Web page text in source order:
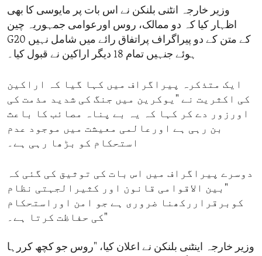
وزیر خارجہ انٹنی بلنکن نے اس بات پر مایوسی کا بھی
اظہار کیا کہ دو ممالک، روس اورعوامی جمہوریہ چین
G20 کے متن کے دو پیراگراف پراتفاق رائے میں شامل نہیں
ہوئے جنہیں تمام 18 دیگر اراکین نے قبول کیا۔
ایک متذکرہ پیراگراف میں کہا گیا کہ اراکین
کی اکثریت نے "یوکرین میں جنگ کی شدید مذمت کی
اورزور دے کر کہا کہ یہ بے پناہ مصائب کا باعث
بن رہی ہے اورعالمی معیشت میں موجود عدم
استحکام کو بڑھا رہی ہے۔
دوسرے پیراگراف میں اس بات کی توثیق کی گئی کہ
"بین الاقوامی قانون اور کثیرالجہتی نظام
کوبرقراررکھنا ضروری ہے جو امن اوراستحکام
کی حفاظت کرتا ہے۔"
وزیر خارجہ اینٹنی بلنکن نے اعلان کیا، "روس جو کچھ کررہا